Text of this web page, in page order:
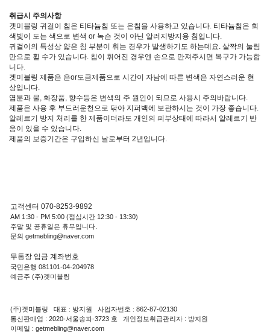
취급시 주의사항
겟미블링 귀걸이 침은 티타늄침 또는 은침을 사용하고 있습니다. 티타늄침은 회
색빛이 도는 색으로 변색 or 녹슨 것이 아닌 알러지방지용 침입니다.
귀걸이의 특성상 얇은 침 부분이 휘는 경우가 발생하기도 하는데요. 살짝의 눌림
만으로 휠 수가 있습니다. 침이 휘어진 경우엔 손으로 만져주시면 복구가 가능합
니다.
겟미블링 제품은 은or도금제품으로 시간이 자남에 따른 변색은 자연스러운 현
상입니다.
염분과 물, 화장품, 향수등은 변색의 주 원인이 되므로 사용시 주의바랍니다.
제품은 사용 후 부드러운천으로 닦아 지퍼백에 보관하시는 것이 가장 좋습니다.
알레르기 방지 처리를 한 제품이더라도 개인의 피부상태에 따라서 알레르기 반
응이 있을 수 있습니다.
제품의 보증기간은 구입하신 날로부터 2년입니다.
고객센터 070-8253-9892
AM 1:30 - PM 5:00 (점심시간 12:30 - 13:30)
주말 및 공휴일은 휴무입니다.
문의 getmebling@naver.com
무통장 입금 계좌번호
국민은행 081101-04-204978
예금주 (주)겟미블링
(주)겟미블링 대표 : 방지원 사업자번호 : 862-87-02130
통신판매업 : 2020-서울송파-3723 호 개인정보취급관리자 : 방지원
이메일 : getmebling@naver.com